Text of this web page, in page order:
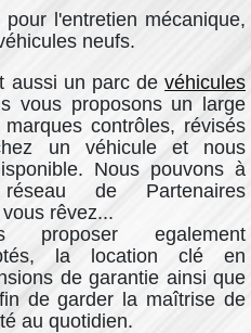
l'entretien mécanique,
neufs.
aussi un parc devéhicules
vous proposons un large
contrôles, révisés
un véhicule et nous
Nous pouvons à
de Partenaires
rêvez...
proposer egalement
la location clé en
de garantie ainsi que
de garder la maîtrise de
au quotidien.